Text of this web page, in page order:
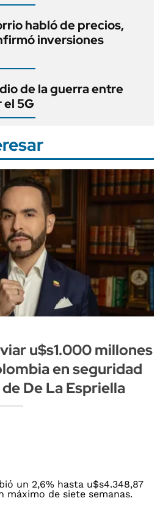
habló de precios,
inversiones
de la guerra entre
el 5G
u$s1.000 millones
en seguridad
De La Espriella